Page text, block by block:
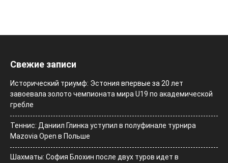
Свежие записи
Исторический триумф: Эстония впервые за 20 лет
завоевала золото чемпионата мира U19 по академической
гребле
Теннис: Даниил Глинка уступил в полуфинале турнира
Mazovia Open в Польше
Шахматы: София Блохин после двух туров идет в